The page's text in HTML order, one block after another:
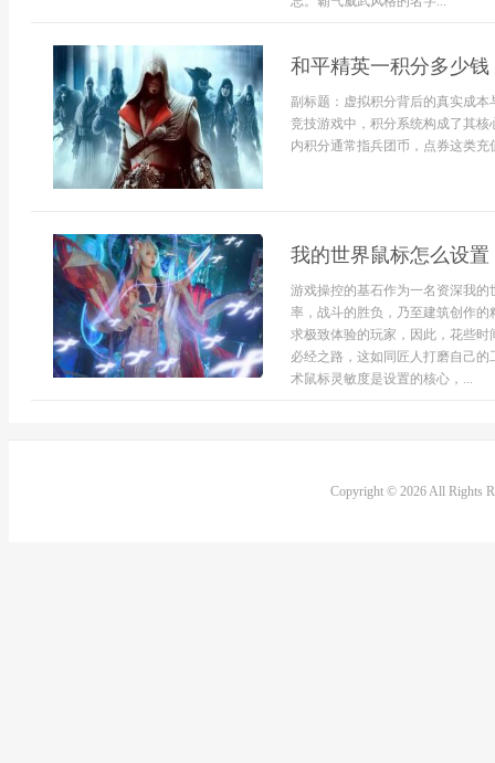
和平精英一积分多少
副标题：虚拟积分背后的真实成
竞技游戏中，积分系统构成了其
内积分通常指兵团币，点券这类
我的世界鼠标怎么设
游戏操控的基石作为一名资深我
率，战斗的胜负，乃至建筑创作
求极致体验的玩家，因此，花些
必经之路，这如同匠人打磨自己
术鼠标灵敏度是设置的核心，...
Copyright © 2026 All Rights